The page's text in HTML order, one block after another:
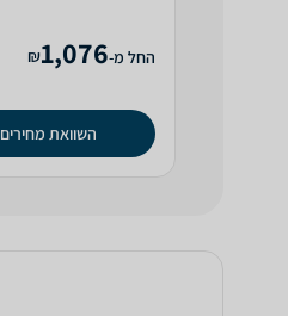
החל מ-1,076
₪
השוואת מחירים